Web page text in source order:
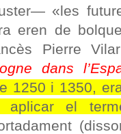
«les
eren de
Pierre
dans
1250 i 1350,
aplicar el